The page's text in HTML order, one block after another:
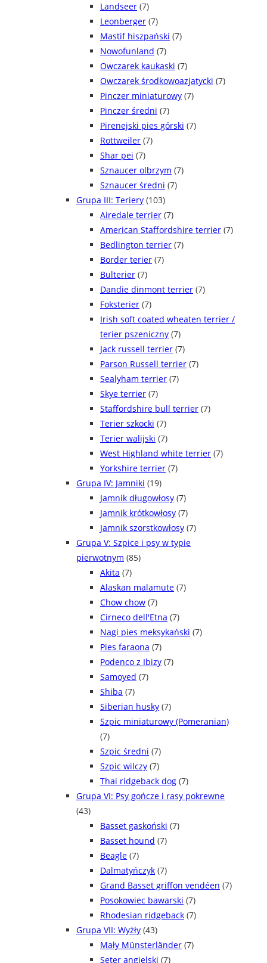
Landseer (7)
Leonberger (7)
Mastif hiszpański (7)
Nowofunland (7)
Owczarek kaukaski (7)
Owczarek środkowoazjatycki (7)
Pinczer miniaturowy (7)
Pinczer średni (7)
Pirenejski pies górski (7)
Rottweiler (7)
Shar pei (7)
Sznaucer olbrzym (7)
Sznaucer średni (7)
Grupa III: Teriery (103)
Airedale terrier (7)
American Staffordshire terrier (7)
Bedlington terrier (7)
Border terier (7)
Bulterier (7)
Dandie dinmont terrier (7)
Foksterier (7)
Irish soft coated wheaten terrier /
terier pszeniczny (7)
Jack russell terrier (7)
Parson Russell terrier (7)
Sealyham terrier (7)
Skye terrier (7)
Staffordshire bull terrier (7)
Terier szkocki (7)
Terier walijski (7)
West Highland white terrier (7)
Yorkshire terrier (7)
Grupa IV: Jamniki (19)
Jamnik długowłosy (7)
Jamnik krótkowłosy (7)
Jamnik szorstkowłosy (7)
Grupa V: Szpice i psy w typie
pierwotnym (85)
Akita (7)
Alaskan malamute (7)
Chow chow (7)
Cirneco dell'Etna (7)
Nagi pies meksykański (7)
Pies faraona (7)
Podenco z Ibizy (7)
Samoyed (7)
Shiba (7)
Siberian husky (7)
Szpic miniaturowy (Pomeranian)
(7)
Szpic średni (7)
Szpic wilczy (7)
Thai ridgeback dog (7)
Grupa VI: Psy gończe i rasy pokrewne
(43)
Basset gaskoński (7)
Basset hound (7)
Beagle (7)
Dalmatyńczyk (7)
Grand Basset griffon vendéen (7)
Posokowiec bawarski (7)
Rhodesian ridgeback (7)
Grupa VII: Wyżły (43)
Mały Münsterländer (7)
Seter angielski (7)